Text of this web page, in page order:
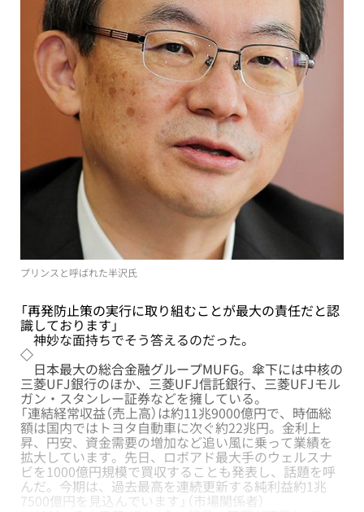
プリンスと呼ばれた半沢氏
「再発防止策の実行に取り組むことが最大の責任だと認
識しております」
神妙な面持ちでそう答えるのだった。
◇
日本最大の総合金融グループMUFG。傘下には中核の
三菱UFJ銀行のほか、三菱UFJ信託銀行、三菱UFJモル
ガン・スタンレー証券などを擁している。
「連結経常収益（売上高）は約11兆9000億円で、時価総
額は国内ではトヨタ自動車に次ぐ約22兆円。金利上
昇、円安、資金需要の増加など追い風に乗って業績を
拡大しています。先日、ロボアド最大手のウェルスナ
ビを1000億円規模で買収することも発表し、話題を呼
んだ。今期は、過去最高を連続更新する純利益約1兆
7500億円を見込んでいます」（市場関係者）